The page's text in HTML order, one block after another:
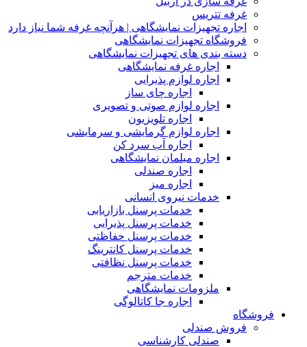
غرفه تتریس
اجاره تجهیزات نمایشگاهی | هرآنچه غرفه شما نیاز دارد
فروشگاه تجهیزات نمایشگاهی
دسته بندی های تجهیزات نمایشگاهی
اجاره غرفه نمایشگاهی
اجاره لوازم پذیرایی
اجاره چای ساز
اجاره لوازم صوتی و تصویری
اجاره تلویزیون
اجاره لوازم گرمایشی و سرمایشی
اجاره آب سرد کن
اجاره مبلمان نمایشگاهی
اجاره صندلی
اجاره میز
خدمات نیروی انسانی
خدمات پرسنل بازاریابی
خدمات پرسنل پذیرایی
خدمات پرسنل حفاظتی
خدمات پرسنل کانترینگ
خدمات پرسنل نظافتی
خدمات مترجم
ملزومات نمایشگاهی
اجاره جا کاتالوگی
فروشگاه
فروش صندلی
صندلی کارشناسی